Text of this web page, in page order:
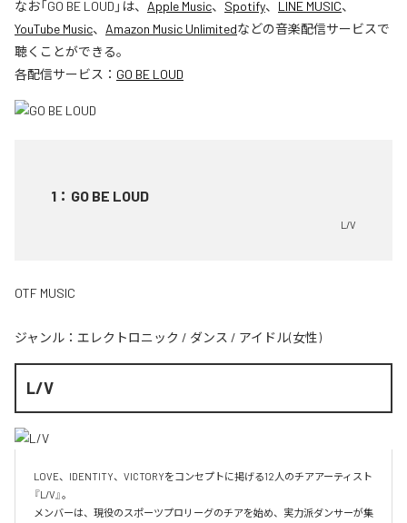
なお「GO BE LOUD 」は、 Apple Music、 Spotify、 LINE MUSIC、
YouTube Music、 Amazon Music Unlimitedなどの音楽配信サービスで
聴くことができる。
各配信サービス： GO BE LOUD
1 ： GO BE LOUD
L/V
OTF MUSIC
ジャンル： エレクトロニック / ダンス / アイドル(女性)
L/V
LOVE、IDENTITY、VICTORYをコンセプトに掲げる12人のチアアーティスト
『L/V』。
メンバーは、現役のスポーツプロリーグのチアを始め、実力派ダンサーが集